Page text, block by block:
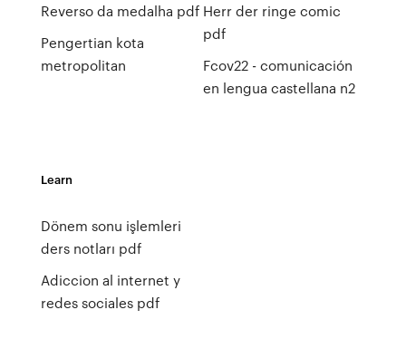
Reverso da medalha pdf
Pengertian kota
metropolitan
Herr der ringe comic
pdf
Fcov22 - comunicación
en lengua castellana n2
Learn
Dönem sonu işlemleri
ders notları pdf
Adiccion al internet y
redes sociales pdf